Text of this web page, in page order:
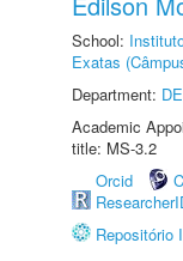
School:
Exatas
Department:
Academic
title: MS-3.2
Orcid
Repositório